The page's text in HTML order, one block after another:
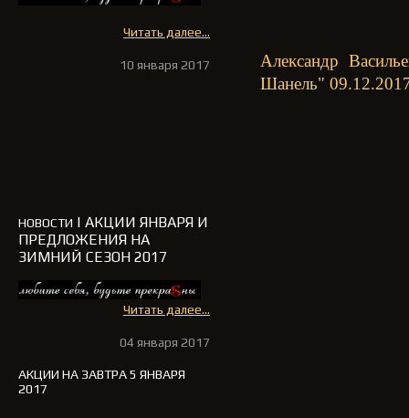
Читать далее...
10 января 2017
НОВОСТИ | АКЦИИ ЯНВАРЯ И
ПРЕДЛОЖЕНИЯ НА
ЗИМНИЙ СЕЗОН 2017
Читать далее...
04 января 2017
АКЦИИ НА ЗАВТРА 5 ЯНВАРЯ
2017
Александр
Шанель"